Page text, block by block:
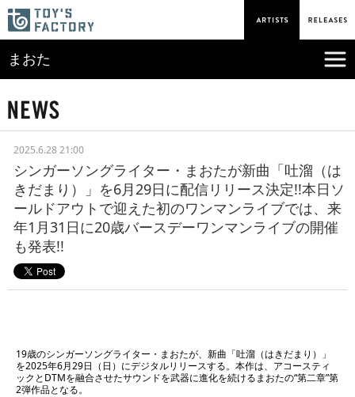
まおた
2025.6.28 21:00
シンガーソングライター・まおたが新曲「吐溜（は
きだまり）」を6月29日に配信リリース決定!!本日ソ
ールドアウトで迎えた初のワンマンライブでは、来
年1月31日に20歳バースデーワンマンライブの開催
も発表!!
19歳のシンガーソングライター・まおたが、新曲「吐溜（はきだまり）」
を2025年6月29日（日）にデジタルリリースする。本作は、アコースティ
ックとDTMを融合させたサウンドを武器に進化を続けるまおたの“第二章”第
2弾作品となる。